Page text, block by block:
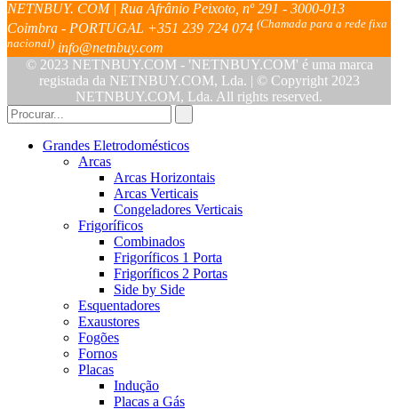
NETNBUY. COM | Rua Afrânio Peixoto, nº 291 - 3000-013
Coimbra - PORTUGAL +351 239 724 074 (Chamada para a rede fixa
nacional) info@netnbuy.com
© 2023 NETNBUY.COM - 'NETNBUY.COM' é uma marca
registada da NETNBUY.COM, Lda. | © Copyright 2023
NETNBUY.COM, Lda. All rights reserved.
Grandes Eletrodomésticos
Arcas
Arcas Horizontais
Arcas Verticais
Congeladores Verticais
Frigoríficos
Combinados
Frigoríficos 1 Porta
Frigoríficos 2 Portas
Side by Side
Esquentadores
Exaustores
Fogões
Fornos
Placas
Indução
Placas a Gás